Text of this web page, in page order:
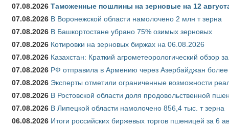
07.08.2026 Таможенные пошлины на зерновые на 12
07.08.2026 В Воронежской области намолочено 2 млн т зерна
07.08.2026 В Башкортостане убрано 75% озимых зерновых
07.08.2026 Котировки на зерновых биржах на 06.08.2026
07.08.2026 Казахстан: Краткий агрометеорологический обзор
07.08.2026 РФ отправила в Армению через Азербайджан более
07.08.2026 Эксперты отметили ограниченные возможности
07.08.2026 В Ростовской области доля продовольственной
07.08.2026 В Липецкой области намолочено 856,4 тыс. т зерна
06.08.2026 Итоги российских биржевых торгов пшеницей за 6